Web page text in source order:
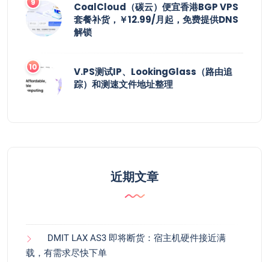
CoalCloud（碳云）便宜香港BGP VPS
套餐补货，￥12.99/月起，免费提供DNS
解锁
V.PS测试IP、LookingGlass（路由追
踪）和测速文件地址整理
近期文章
DMIT LAX AS3 即将断货：宿主机硬件接近满
载，有需求尽快下单